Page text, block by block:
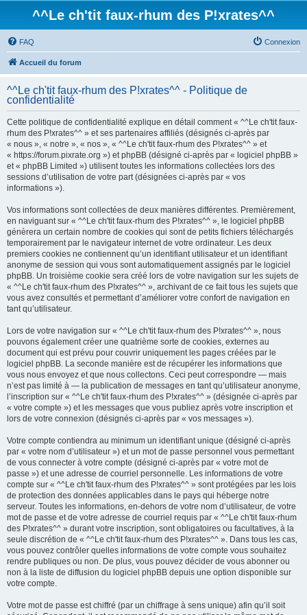
^^Le ch'tit faux-rhum des P!xrates^^
FAQ Connexion
Accueil du forum
^^Le ch'tit faux-rhum des P!xrates^^ - Politique de
confidentialité
Cette politique de confidentialité explique en détail comment « ^^Le ch'tit faux-
rhum des P!xrates^^ » et ses partenaires affiliés (désignés ci-après par
« nous », « notre », « nos », « ^^Le ch'tit faux-rhum des P!xrates^^ » et
« https://forum.pixrate.org ») et phpBB (désigné ci-après par « logiciel phpBB »
et « phpBB Limited ») utilisent toutes les informations collectées lors des
sessions d’utilisation de votre part (désignées ci-après par « vos
informations »).
Vos informations sont collectées de deux manières différentes. Premièrement,
en naviguant sur « ^^Le ch'tit faux-rhum des P!xrates^^ », le logiciel phpBB
génèrera un certain nombre de cookies qui sont de petits fichiers téléchargés
temporairement par le navigateur internet de votre ordinateur. Les deux
premiers cookies ne contiennent qu’un identifiant utilisateur et un identifiant
anonyme de session qui vous sont automatiquement assignés par le logiciel
phpBB. Un troisième cookie sera créé lors de votre navigation sur les sujets de
« ^^Le ch'tit faux-rhum des P!xrates^^ », archivant de ce fait tous les sujets que
vous avez consultés et permettant d’améliorer votre confort de navigation en
tant qu’utilisateur.
Lors de votre navigation sur « ^^Le ch'tit faux-rhum des P!xrates^^ », nous
pouvons également créer une quatrième sorte de cookies, externes au
document qui est prévu pour couvrir uniquement les pages créées par le
logiciel phpBB. La seconde manière est de récupérer les informations que
vous nous envoyez et que nous collectons. Ceci peut correspondre — mais
n’est pas limité à — la publication de messages en tant qu’utilisateur anonyme,
l’inscription sur « ^^Le ch'tit faux-rhum des P!xrates^^ » (désignée ci-après par
« votre compte ») et les messages que vous publiez après votre inscription et
lors de votre connexion (désignés ci-après par « vos messages »).
Votre compte contiendra au minimum un identifiant unique (désigné ci-après
par « votre nom d’utilisateur ») et un mot de passe personnel vous permettant
de vous connecter à votre compte (désigné ci-après par « votre mot de
passe ») et une adresse de courriel personnelle. Les informations de votre
compte sur « ^^Le ch'tit faux-rhum des P!xrates^^ » sont protégées par les lois
de protection des données applicables dans le pays qui héberge notre
serveur. Toutes les informations, en-dehors de votre nom d’utilisateur, de votre
mot de passe et de votre adresse de courriel requis par « ^^Le ch'tit faux-rhum
des P!xrates^^ » durant votre inscription, sont obligatoires ou facultatives, à la
seule discrétion de « ^^Le ch'tit faux-rhum des P!xrates^^ ». Dans tous les cas,
vous pouvez contrôler quelles informations de votre compte vous souhaitez
rendre publiques ou non. De plus, vous pouvez décider de vous abonner ou
non à la liste de diffusion du logiciel phpBB depuis une option disponible sur
votre compte.
Votre mot de passe est chiffré (par un chiffrage à sens unique) afin qu’il soit